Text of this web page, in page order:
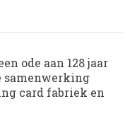
ode aan 128 jaar
samenwerking
card fabriek en